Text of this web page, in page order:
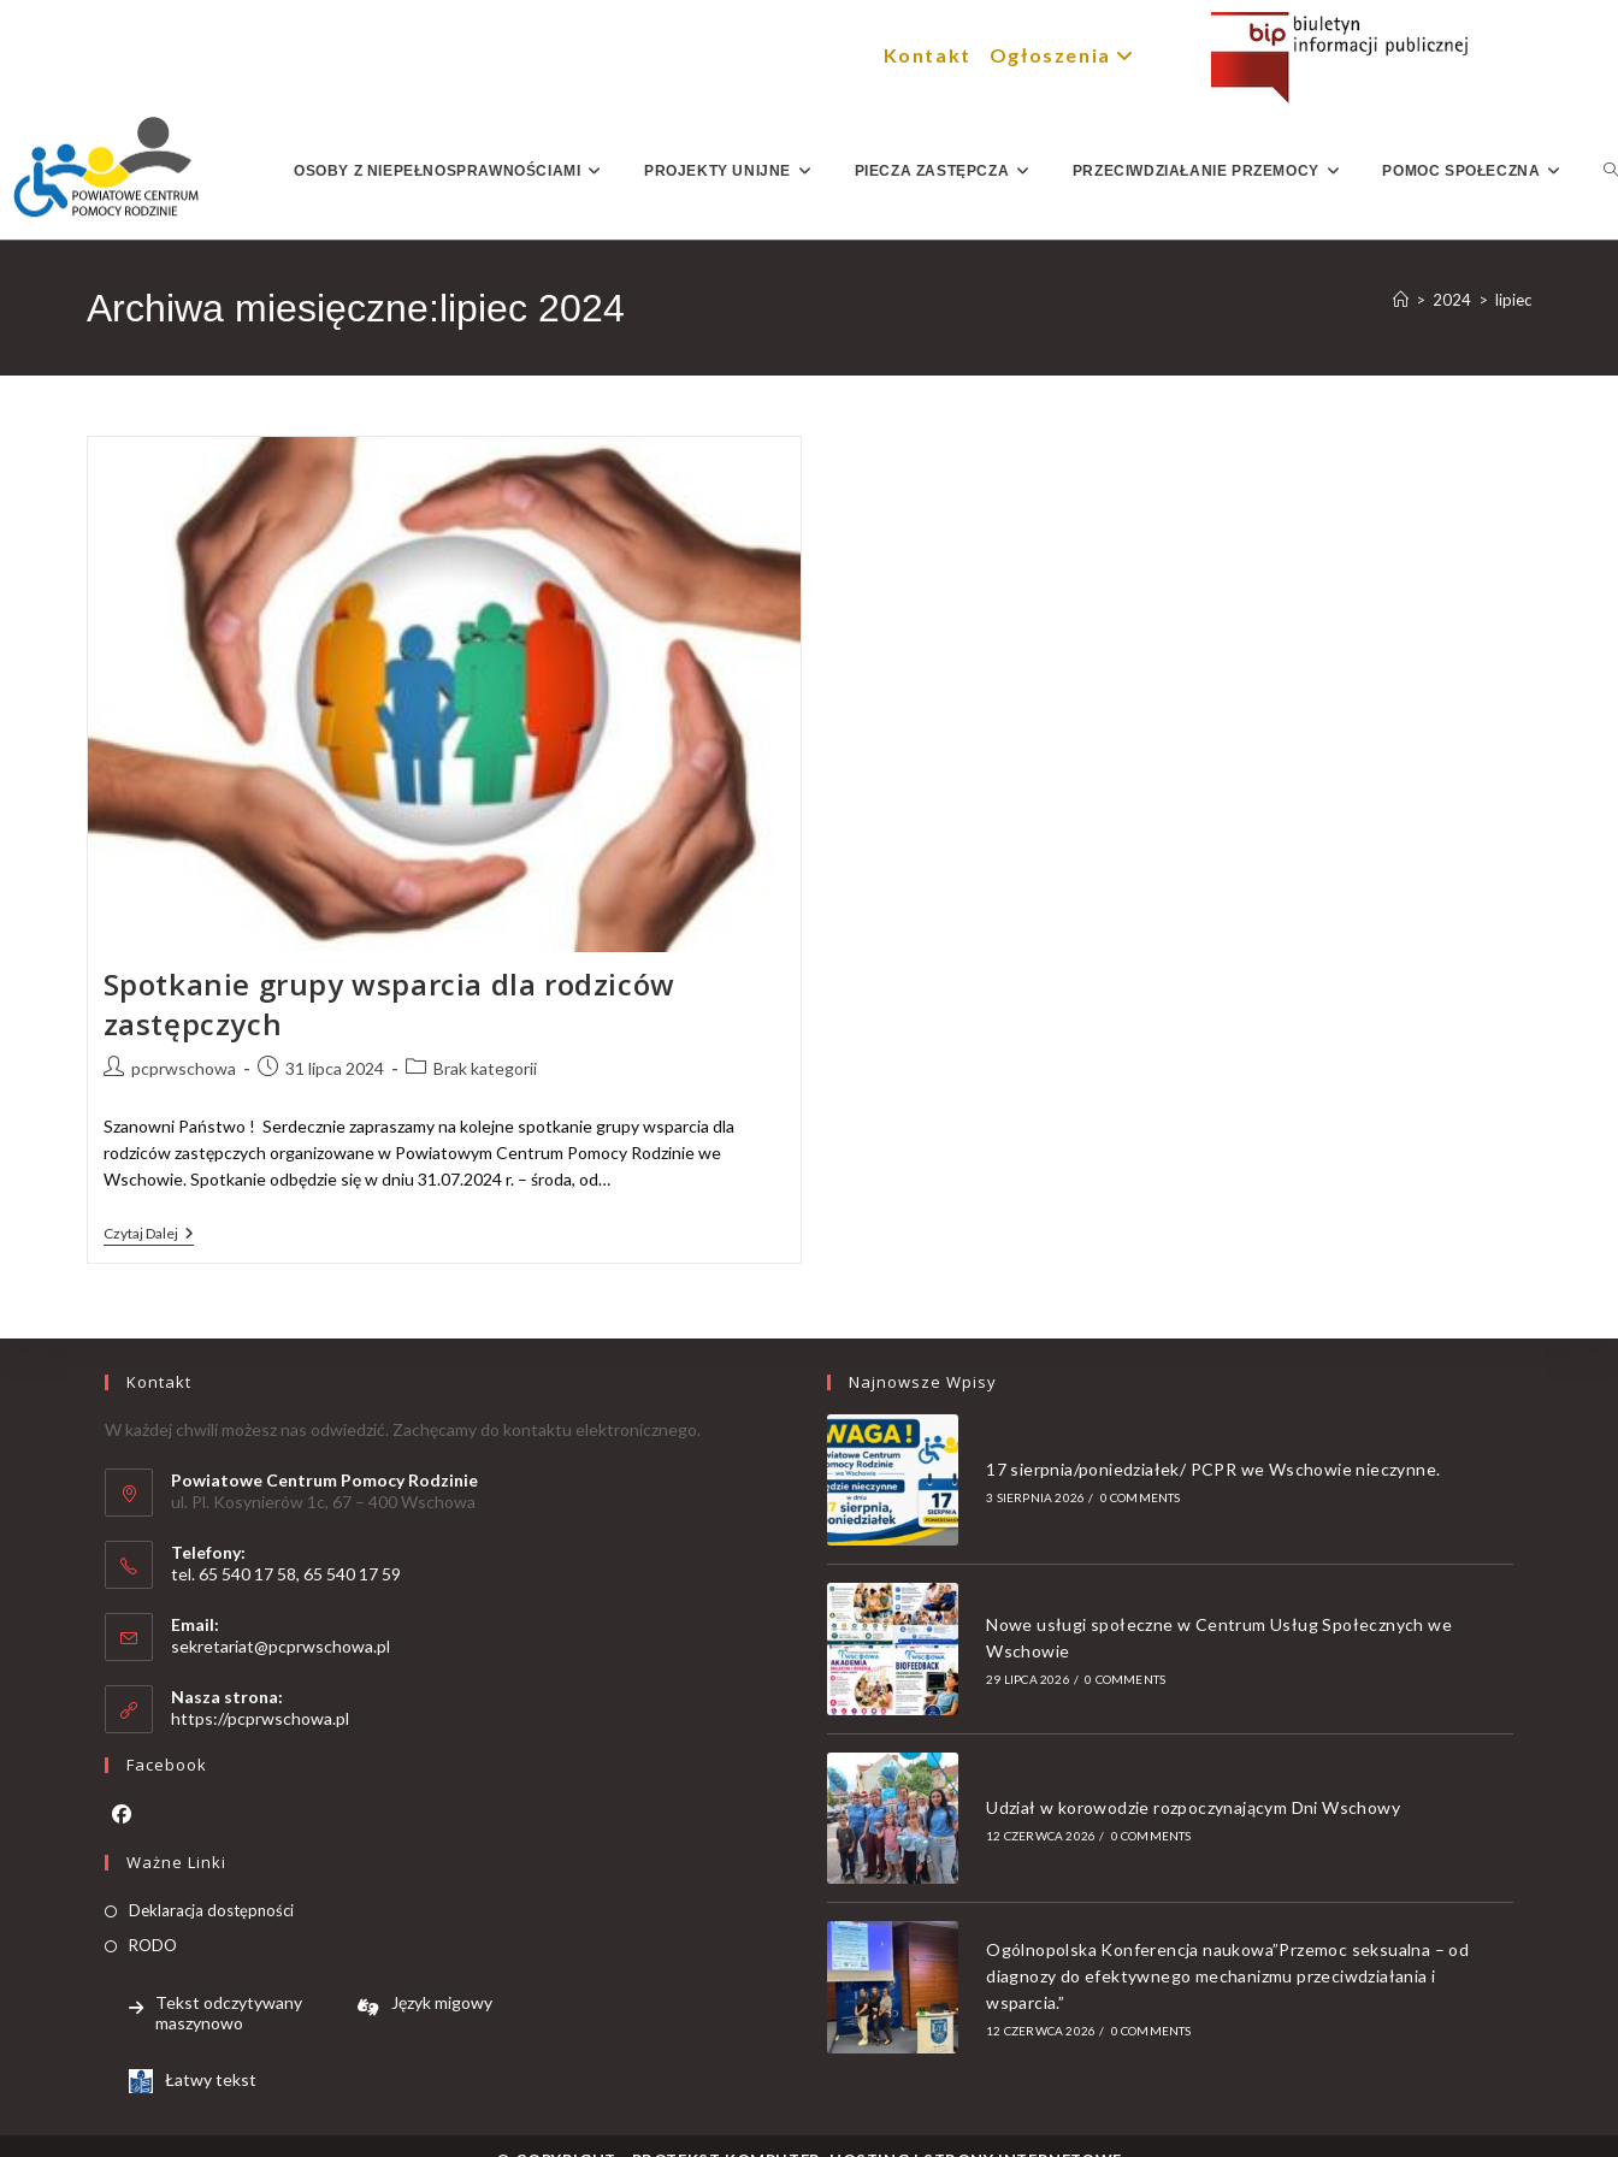
Kontakt Ogłoszenia
OSOBY Z NIEPEŁNOSPRAWNOŚCIAMI PROJEKTY UNIJNE PIECZA ZASTĘPCZA PRZECIWDZIAŁANIE PRZEMOCY POMOC SPOŁECZNA
Archiwa miesięczne:lipiec 2024 > 2024 > lipiec
Spotkanie grupy wsparcia dla rodziców
zastępczych
pcprwschowa 31 lipca 2024 Brak kategorii
Szanowni Państwo ! Serdecznie zapraszamy na kolejne spotkanie grupy wsparcia dla
rodziców zastępczych organizowane w Powiatowym Centrum Pomocy Rodzinie we
Wschowie. Spotkanie odbędzie się w dniu 31.07.2024 r. – środa, od…
Czytaj Dalej
Kontakt
W każdej chwili możesz nas odwiedzić. Zachęcamy do kontaktu elektronicznego.
Powiatowe Centrum Pomocy Rodzinie
ul. Pl. Kosynierów 1c, 67 – 400 Wschowa
Telefony:
tel. 65 540 17 58, 65 540 17 59
Email:
sekretariat@pcprwschowa.pl
Nasza strona:
https://pcprwschowa.pl
Facebook
Ważne Linki
Deklaracja dostępności
RODO
Tekst odczytywany
maszynowo
Język migowy
Łatwy tekst
Najnowsze Wpisy
17 sierpnia/poniedziałek/ PCPR we Wschowie nieczynne.
3 SIERPNIA 2026 / 0 COMMENTS
Nowe usługi społeczne w Centrum Usług Społecznych we
Wschowie
29 LIPCA 2026 / 0 COMMENTS
Udział w korowodzie rozpoczynającym Dni Wschowy
12 CZERWCA 2026 / 0 COMMENTS
Ogólnopolska Konferencja naukowa”Przemoc seksualna – od
diagnozy do efektywnego mechanizmu przeciwdziałania i
wsparcia.”
12 CZERWCA 2026 / 0 COMMENTS